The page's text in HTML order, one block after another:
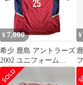
¥ 7,000
希少 鹿島 アントラーズ
2002 ユニフォーム
NIKE Jリーグ 00s
¥